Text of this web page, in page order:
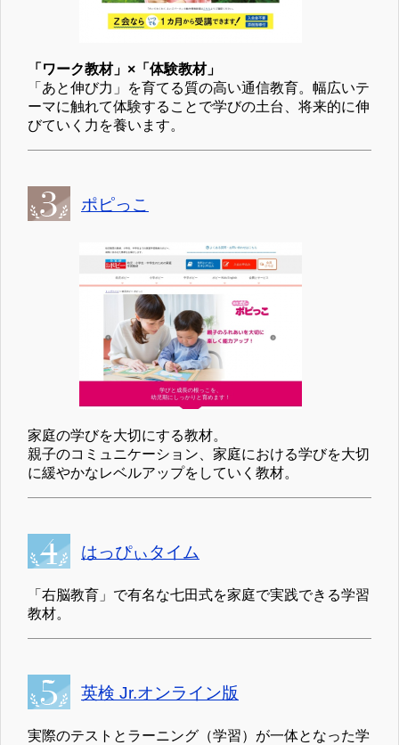
「ワーク教材」×「体験教材」
「あと伸び力」を育てる質の高い通信教育。幅広いテ
ーマに触れて体験することで学びの土台、将来的に伸
びていく力を養います。
ポピっこ
家庭の学びを大切にする教材。
親子のコミュニケーション、家庭における学びを大切
に緩やかなレベルアップをしていく教材。
はっぴぃタイム
「右脳教育」で有名な七田式を家庭で実践できる学習
教材。
英検 Jr.オンライン版
実際のテストとラーニング（学習）が一体となった学